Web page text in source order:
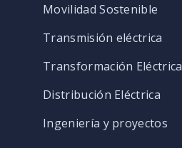
Movilidad Sostenible
Transmisión eléctrica
Transformación Eléctrica
Distribución Eléctrica
Ingeniería y proyectos